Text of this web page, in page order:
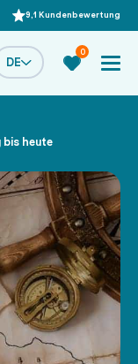
9,1 Kundenbewertung
DE
0
bis heute